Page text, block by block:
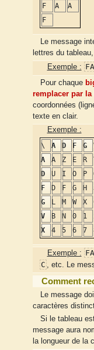
F
A
A
F
Le message
lettres du
Exemple :
Pour chaque
remplacer par la
coordonnées
texte en clair.
Exemple :
\
A D F G
A
A Z E R
D
U I O P
F
D F G H
G
L M W X
V
B N 0 1
X
4 5 6 7
Exemple : FA
C , etc. Le
Comment
Le message
caractères
Si le tableau
message aura
la longueur de la